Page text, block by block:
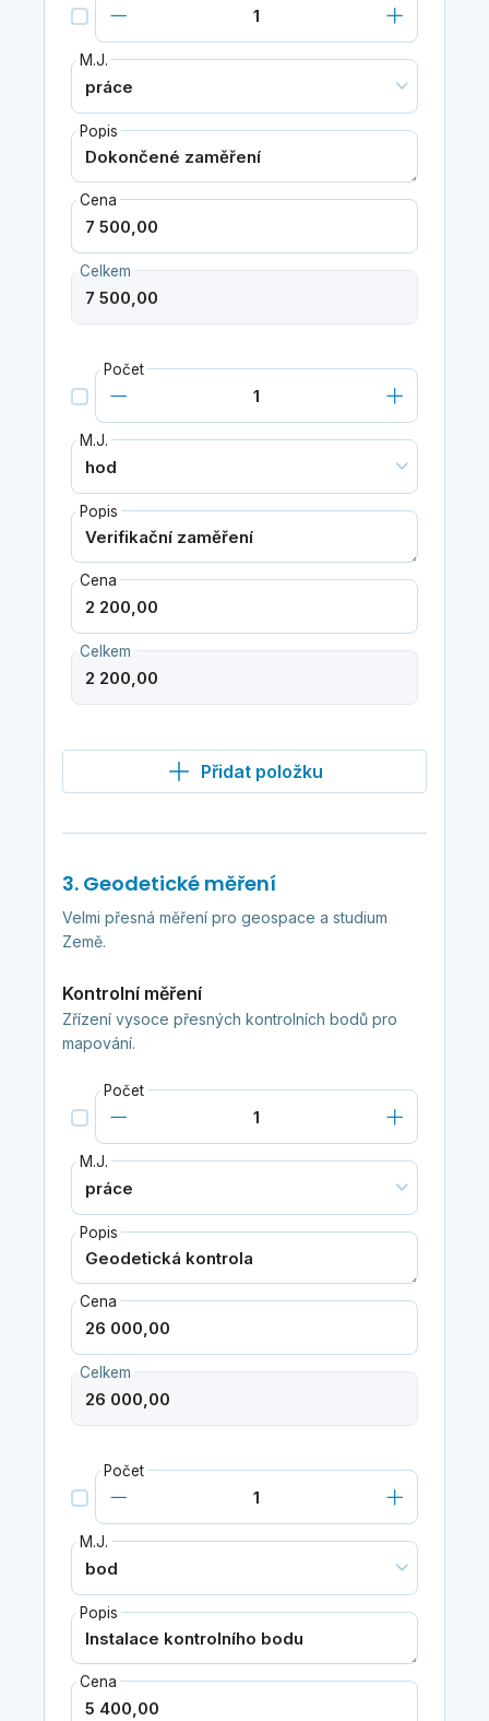
M.J.
Popis
Cena
Celkem
Počet
M.J.
Popis
Cena
Celkem
Přidat položku
3. Geodetické měření
Velmi přesná měření pro geospace a studium
Země.
Kontrolní měření
Zřízení vysoce přesných kontrolních bodů pro
mapování.
Počet
M.J.
Popis
Cena
Celkem
Počet
M.J.
Popis
Cena